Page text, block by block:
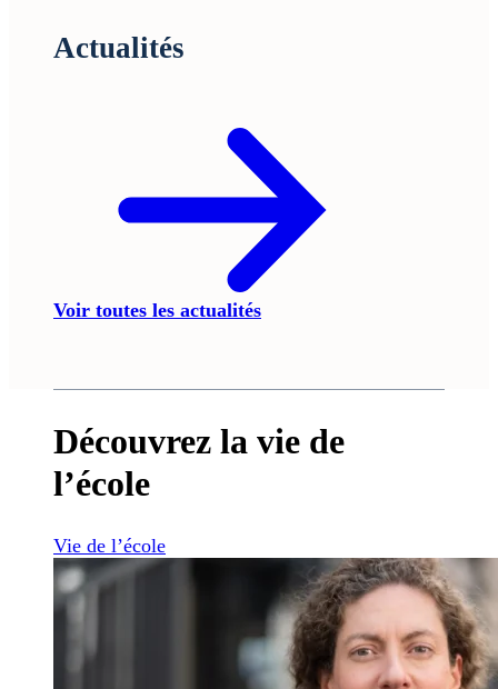
Actualités
Voir toutes les actualités
Découvrez la vie de
l’école
Vie de l’école